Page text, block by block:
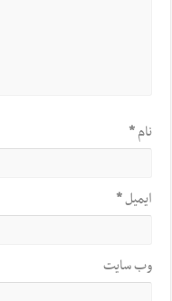
نام*
ایمیل*
وب‌ سایت